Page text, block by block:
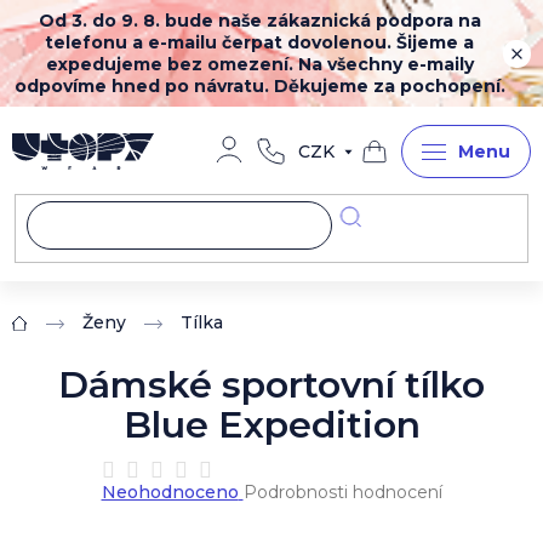
Přejít
na
obsah
Od 3. do 9. 8. bude naše zákaznická podpora na
telefonu a e-mailu čerpat dovolenou. Šijeme a
expedujeme bez omezení. Na všechny e-maily
odpovíme hned po návratu. Děkujeme za pochopení.
CZK
Nákupní
košík
Domů Ženy Tílka
Dámské sportovní tílko
Blue Expedition
Průměrné
hodnocení
Neohodnoceno Podrobnosti hodnocení